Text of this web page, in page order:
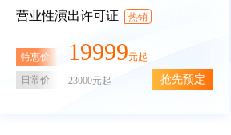
营业性演出许可证 热销
特惠价 19999元起
日常价 23000元起 抢先预定